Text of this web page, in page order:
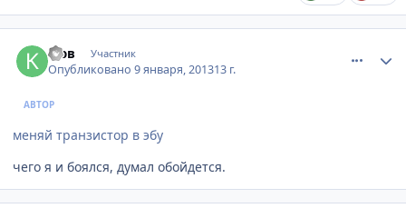
кюв Участник
Опубликовано9 января, 201313 г.
АВТОР
меняй транзистор в эбу
чего я и боялся, думал обойдется.